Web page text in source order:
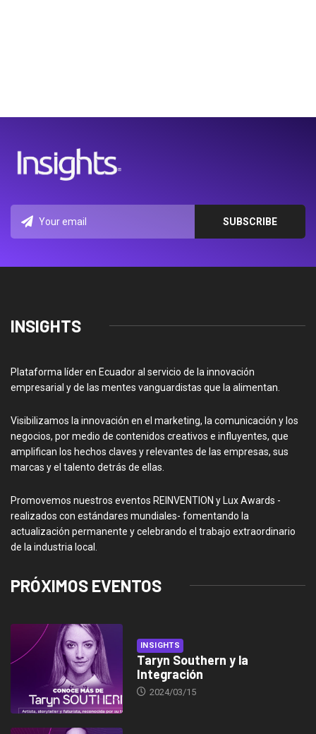
INSIGHTS
Plataforma líder en Ecuador al servicio de la innovación
empresarial y de las mentes vanguardistas que la alimentan.
Visibilizamos la innovación en el marketing, la comunicación y los
negocios, por medio de contenidos creativos e influyentes, que
amplifican los hechos claves y relevantes de las empresas, sus
marcas y el talento detrás de ellas.
Promovemos nuestros eventos REINVENTION y Lux Awards -
realizados con estándares mundiales- fomentando la
actualización permanente y celebrando el trabajo extraordinario
de la industria local.
PRÓXIMOS EVENTOS
INSIGHTS
Taryn Southern y la
Integración
2024/03/15